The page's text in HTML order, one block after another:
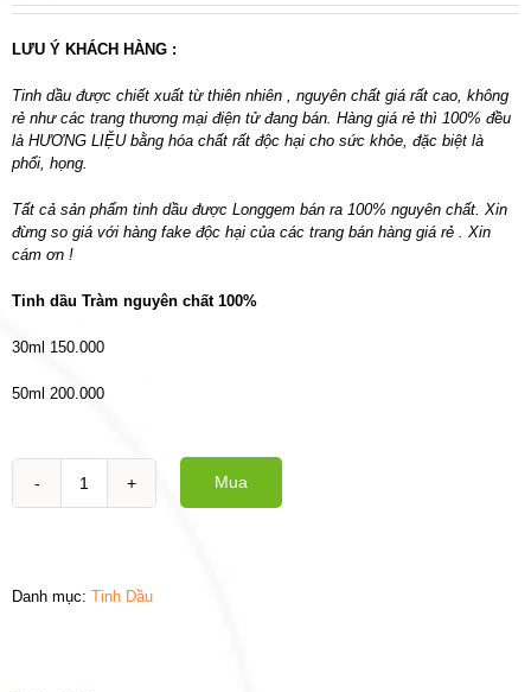
LƯU Ý KHÁCH HÀNG :
Tinh dầu được chiết xuất từ thiên nhiên , nguyên chất giá rất cao, không
rẻ như các trang thương mại điện tử đang bán. Hàng giá rẻ thì 100% đều
là HƯƠNG LIỆU bằng hóa chất rất độc hại cho sức khỏe, đặc biệt là
phổi, họng.
Tất cả sản phẩm tinh dầu được Longgem bán ra 100% nguyên chất. Xin
đừng so giá với hàng fake độc hại của các trang bán hàng giá rẻ . Xin
cám ơn !
Tinh dầu Tràm nguyên chất 100%
30ml 150.000
50ml 200.000
Tinh
100%
Mua
Danh mục: Tinh Dầu